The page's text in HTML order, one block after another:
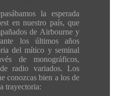
la esperada
en nuestro país, que
de Airbourne y
los últimos años
del mítico y seminal
de monográficos,
radio variados. Los
conozcas bien a los de
trayectoria: